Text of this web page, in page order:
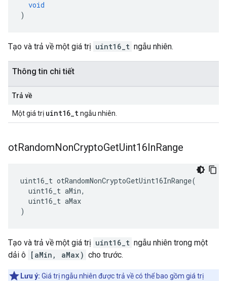
void
)
Tạo và trả về một giá trị uint16_t ngẫu nhiên.
Thông tin chi tiết
Trả về
Một giá trị uint16_tngẫu nhiên.
otRandomNonCryptoGetUint16InRange
uint16_t otRandomNonCryptoGetUint16InRange(
uint16_t aMin,
uint16_t aMax
)
Tạo và trả về một giá trị uint16_t ngẫu nhiên trong một
dải ô [aMin, aMax) cho trước.
Lưu ý: Giá trị ngẫu nhiên được trả về có thể bao gồm giá trị